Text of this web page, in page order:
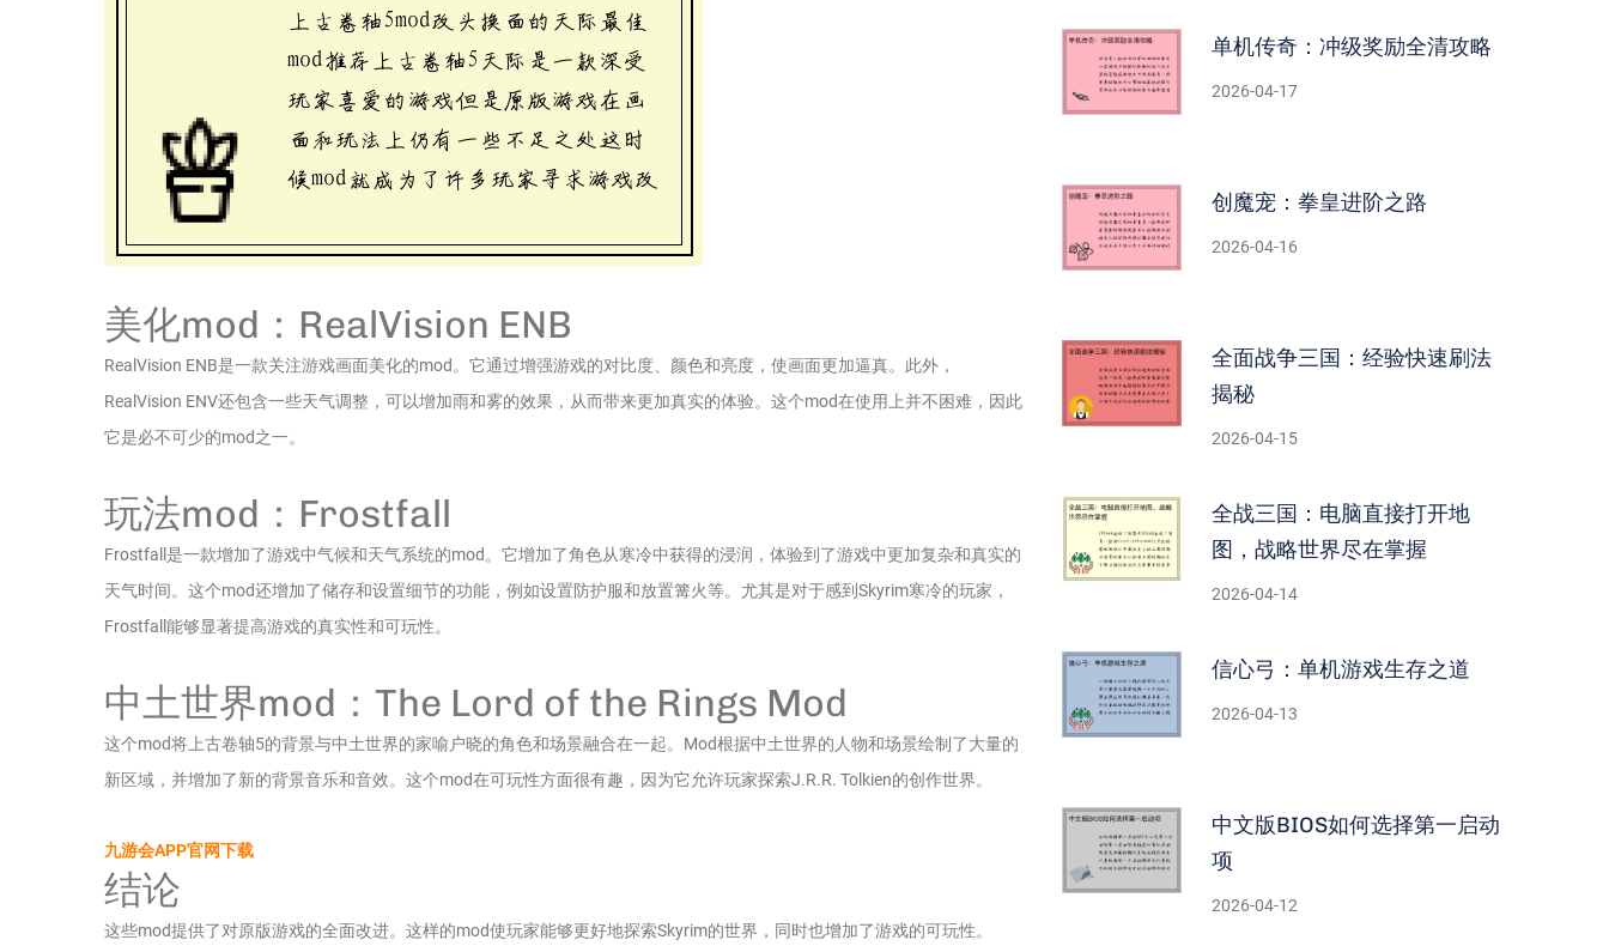
美化mod：RealVision ENB
RealVision ENB是一款关注游戏画面美化的mod。它通过增强游戏的对比度、颜色和亮度，使画面更加逼真。此外，
RealVision ENV还包含一些天气调整，可以增加雨和雾的效果，从而带来更加真实的体验。这个mod在使用上并不困难，因此
它是必不可少的mod之一。
玩法mod：Frostfall
Frostfall是一款增加了游戏中气候和天气系统的mod。它增加了角色从寒冷中获得的浸润，体验到了游戏中更加复杂和真实的
天气时间。这个mod还增加了储存和设置细节的功能，例如设置防护服和放置篝火等。尤其是对于感到Skyrim寒冷的玩家，
Frostfall能够显著提高游戏的真实性和可玩性。
中土世界mod：The Lord of the Rings Mod
这个mod将上古卷轴5的背景与中土世界的家喻户晓的角色和场景融合在一起。Mod根据中土世界的人物和场景绘制了大量的
新区域，并增加了新的背景音乐和音效。这个mod在可玩性方面很有趣，因为它允许玩家探索J.R.R. Tolkien的创作世界。
九游会APP官网下载
结论
这些mod提供了对原版游戏的全面改进。这样的mod使玩家能够更好地探索Skyrim的世界，同时也增加了游戏的可玩性。
单机传奇：冲级奖励全清攻略
2026-04-17
创魔宠：拳皇进阶之路
2026-04-16
全面战争三国：经验快速刷法
揭秘
2026-04-15
全战三国：电脑直接打开地
图，战略世界尽在掌握
2026-04-14
信心弓：单机游戏生存之道
2026-04-13
中文版BIOS如何选择第一启动
项
2026-04-12